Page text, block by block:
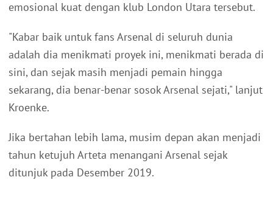
emosional kuat dengan klub London Utara tersebut.
"Kabar baik untuk fans Arsenal di seluruh dunia
adalah dia menikmati proyek ini, menikmati berada di
sini, dan sejak masih menjadi pemain hingga
sekarang, dia benar-benar sosok Arsenal sejati," lanjut
Kroenke.
Jika bertahan lebih lama, musim depan akan menjadi
tahun ketujuh Arteta menangani Arsenal sejak
ditunjuk pada Desember 2019.